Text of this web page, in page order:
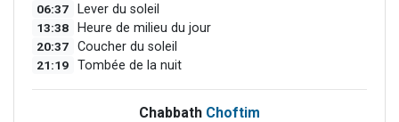
06:37 Lever du soleil
13:38 Heure de milieu du jour
20:37 Coucher du soleil
21:19 Tombée de la nuit
Chabbath Choftim